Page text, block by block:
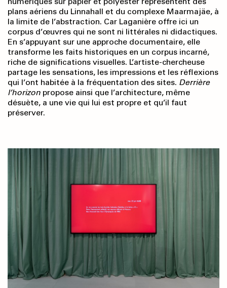
plans aériens du Linnahall et du complexe Maarmajäe, à
la limite de l’abstraction. Car Laganière offre ici un
corpus d’œuvres qui ne sont ni littérales ni didactiques.
En s’appuyant sur une approche documentaire, elle
transforme les faits historiques en un corpus incarné,
riche de significations visuelles. L’artiste-chercheuse
partage les sensations, les impressions et les réflexions
qui l’ont habitée à la fréquentation des sites. Derrière
l’horizon propose ainsi que l’architecture, même
désuète, a une vie qui lui est propre et qu’il faut
préserver.